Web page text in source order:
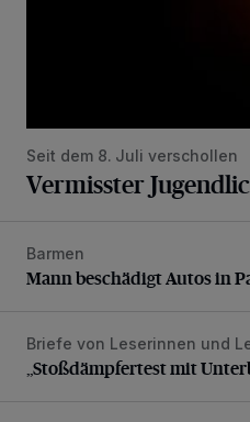
Seit dem 8. Juli verschollen
Vermisster
Mann beschädigt Autos in
Barmen
Mann beschädigt Autos in
„Stoßdämpfertest mit
Briefe von Leserinnen und
„Stoßdämpfertest mit